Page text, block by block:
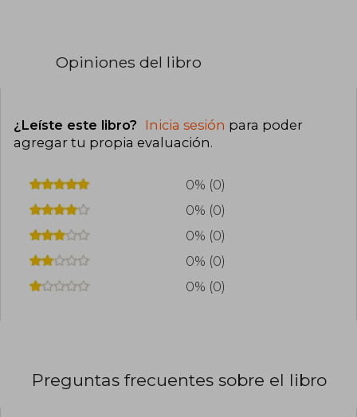
Opiniones del libro
¿Leíste este libro? Inicia sesión para poder
agregar tu propia evaluación.
0% (0)
0% (0)
0% (0)
0% (0)
0% (0)
Preguntas frecuentes sobre el libro